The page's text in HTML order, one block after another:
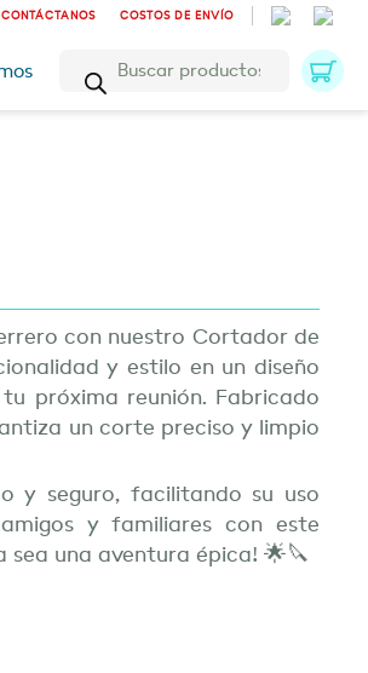
CONTÁCTANOS COSTOS DE ENVÍO
Búsqueda
productos
con nuestro Cortador de
y estilo en un diseño
próxima reunión. Fabricado
un corte preciso y limpio
y seguro, facilitando su uso
y familiares con este
una aventura épica! 🌟🔪